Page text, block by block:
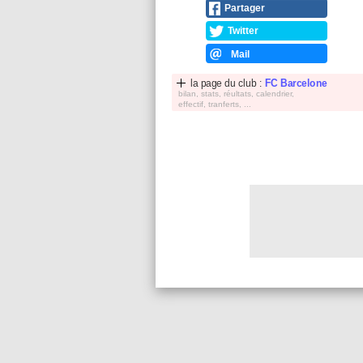
Partager
Twitter
Mail
la page du club : FC Barcelone
bilan, stats, réultats, calendrier,
effectif, tranferts, ...